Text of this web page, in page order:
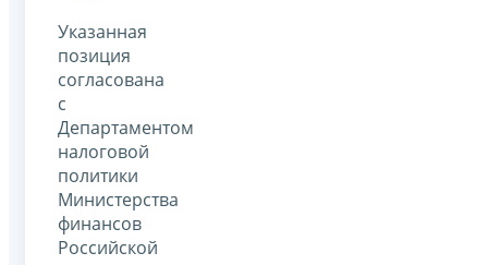
Указанная
позиция
согласована
с
Департаментом
налоговой
политики
Министерства
финансов
Российской